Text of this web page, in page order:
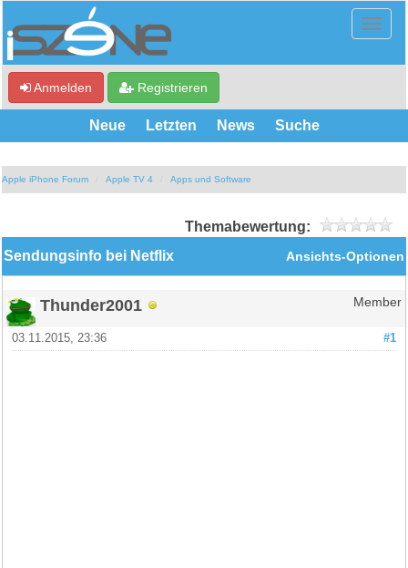
Anmelden Registrieren
Neue Letzten News Suche
Apple iPhone Forum Apple TV 4 Apps und Software
Themabewertung:
Ansichts-Optionen
Sendungsinfo bei Netflix
Thunder2001 Member
#1
03.11.2015, 23:36